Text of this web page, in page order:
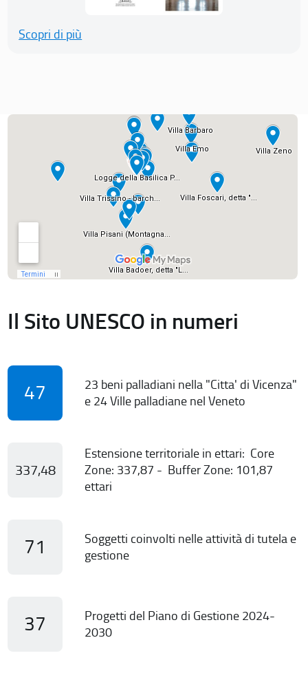
Scopri di più
Il Sito UNESCO in numeri
47
23 beni palladiani nella "Citta' di Vicenza"
e 24 Ville palladiane nel Veneto
337,48
Estensione territoriale in ettari: Core
Zone: 337,87 - Buffer Zone: 101,87
ettari
71
Soggetti coinvolti nelle attività di tutela e
gestione
37
Progetti del Piano di Gestione 2024-
2030